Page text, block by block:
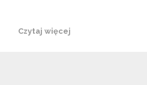
Czytaj więcej